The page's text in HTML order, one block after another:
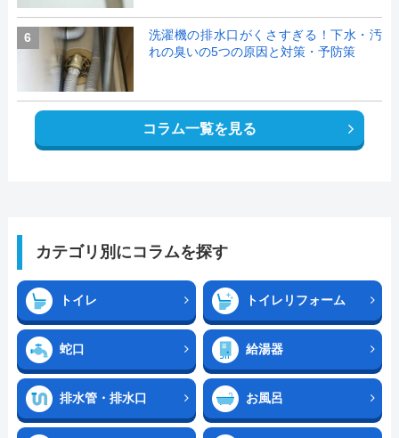
6
洗濯機の排水口がくさすぎる！下水・汚
れの臭いの5つの原因と対策・予防策
コラム一覧を見る
カテゴリ別にコラムを探す
トイレ トイレリフォーム
蛇口 給湯器
排水管・排水口 お風呂